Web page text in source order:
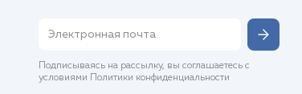
Подписываясь на рассылку, вы соглашаетесь с
условиями Политики конфиденциальности